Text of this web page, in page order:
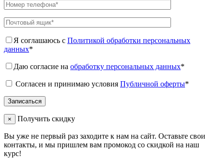
Я соглашаюсь с Политикой обработки персональных
данных*
Даю согласие на обработку персональных данных*
Согласен и принимаю условия Публичной оферты*
× Получить скидку
Вы уже не первый раз заходите к нам на сайт. Оставьте свои
контакты, и мы пришлем вам промокод со скидкой на наш
курс!